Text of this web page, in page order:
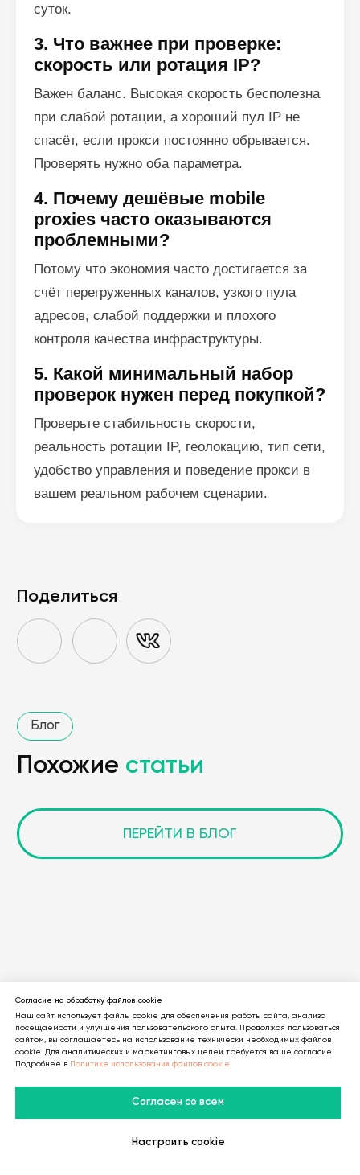
суток.
3. Что важнее при проверке:
скорость или ротация IP?
Важен баланс. Высокая скорость бесполезна
при слабой ротации, а хороший пул IP не
спасёт, если прокси постоянно обрывается.
Проверять нужно оба параметра.
4. Почему дешёвые mobile
proxies часто оказываются
проблемными?
Потому что экономия часто достигается за
счёт перегруженных каналов, узкого пула
адресов, слабой поддержки и плохого
контроля качества инфраструктуры.
5. Какой минимальный набор
проверок нужен перед покупкой?
Проверьте стабильность скорости,
реальность ротации IP, геолокацию, тип сети,
удобство управления и поведение прокси в
вашем реальном рабочем сценарии.
Поделиться
BotLab — обзор сервиса распознавания капчи |
Согласие на обработку файлов cookie
Наш сайт использует файлы cookie для обеспечения работы сайта, анализа
посещаемости и улучшения пользовательского опыта. Продолжая пользоваться
сайтом, вы соглашаетесь на использование технически необходимых файлов
cookie. Для аналитических и маркетинговых целей требуется ваше согласие.
Подробнее в Политике использования файлов cookie
Согласен со всем
Настроить cookie